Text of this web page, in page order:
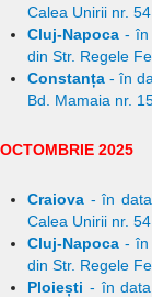
Calea Unirii nr. 54
Cluj-Napoca - în
din Str. Regele
Constanța - în
Bd. Mamaia nr.
OCTOMBRIE 2025
Craiova - în
Calea Unirii nr. 54
Cluj-Napoca - în
din Str. Regele
Ploiești - în